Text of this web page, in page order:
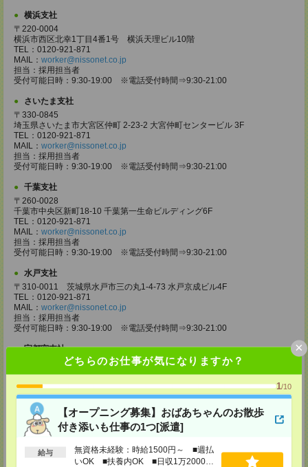
どちらのお仕事が気になりますか？
1/10
【オープニング募集】おばあちゃんのお散歩
付き添いも仕事の1つ[派遣]
給与
無資格未経験：時給1500円～ ■週払
いOK ■扶養内OK ■日収1万2000円
×
横浜支社
〒220-0004
横浜市西区北幸1丁目4番1号 横浜天理ビル10階
TEL：0120-921-871
MAIL： worker@nissonet.co.jp
担当：採用担当者
受付可能日時：9:30-19:00 ※電話受付時間⇒9:30-21:00
さいたま支社
〒330-0845
埼玉県さいたま市大宮区仲町 2-23-2 大宮仲町センタービル 3F
TEL：0120-921-871
MAIL： worker@nissonet.co.jp
担当：採用担当者
受付可能日時：9:30-19:00 ※電話受付時間⇒9:30-21:00
千葉支社
〒260-0028
千葉市中央区新町18-10 千葉第一生命ビルディング6F
TEL：0120-921-871
MAIL： worker@nissonet.co.jp
担当：採用担当者
受付可能日時：9:30-19:00 ※電話受付時間⇒9:30-21:00
水戸支社
〒310-0011 茨城県水戸市三の丸1-4-73 水戸京成ビル4F
TEL：0120-921-871
MAIL： worker@nissonet.co.jp
担当：採用担当者
受付可能日時：9:30-19:00 ※電話受付時間⇒9:30-21:00
宇都宮支社
〒320-0811 栃木県宇都宮市大通り1-2-11 フコク生命ビル4F
TEL：0120-921-871
MAIL：worker@nissonet.co.jp
担当：採用担当者
受付可能日時：9:30-19:00 ※電話受付時間⇒9:30-21:00
高崎支社
埼玉県さいたま市大宮区仲町2-23-2 大宮仲町センタービル3F（さいたま
支社内）
TEL：0120-921-871